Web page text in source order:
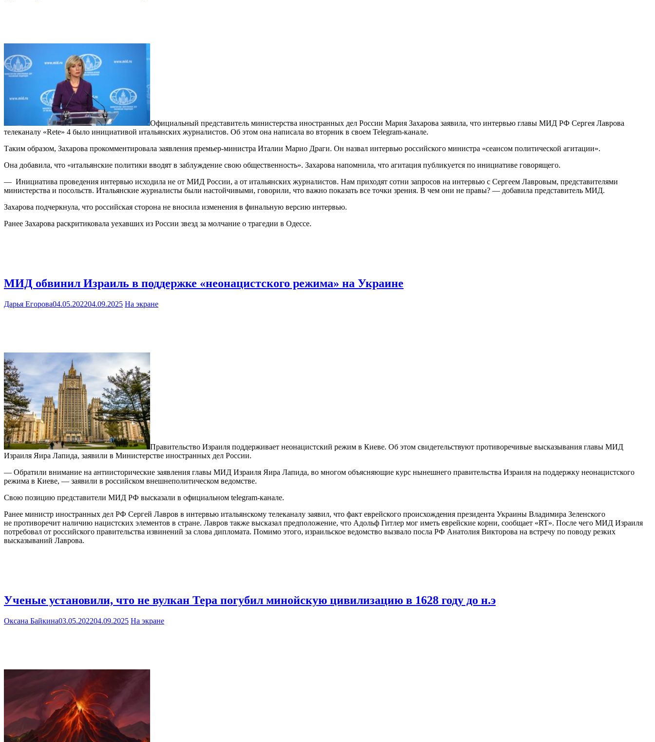
Официальный представитель министерства иностранных дел России Мария Захарова заявила, что интервью главы МИД РФ Сергея Лаврова
телеканалу «Rete» 4 было инициативой итальянских журналистов. Об этом она написала во вторник в своем Telegram-канале.
Таким образом, Захарова прокомментировала заявления премьер-министра Италии Марио Драги. Он назвал интервью российского министра «сеансом политической агитации».
Она добавила, что «итальянские политики вводят в заблуждение свою общественность». Захарова напомнила, что агитация публикуется по инициативе говорящего.
— Инициатива проведения интервью исходила не от МИД России, а от итальянских журналистов. Нам приходят сотни запросов на интервью с Сергеем Лавровым, представителями
министерства и посольств. Итальянские журналисты были настойчивыми, говорили, что важно показать все точки зрения. В чем они не правы? — добавила представитель МИД.
Захарова подчеркнула, что российская сторона не вносила изменения в финальную версию интервью.
Ранее Захарова раскритиковала уехавших из России звезд за молчание о трагедии в Одессе.
МИД обвинил Израиль в поддержке «неонацистского режима» на Украине
Дарья Егорова04.05.202204.09.2025 На экране
Правительство Израиля поддерживает неонацистский режим в Киеве. Об этом свидетельствуют противоречивые высказывания главы МИД
Израиля Яира Лапида, заявили в Министерстве иностранных дел России.
— Обратили внимание на антиисторические заявления главы МИД Израиля Яира Лапида, во многом объясняющие курс нынешнего правительства Израиля на поддержку неонацистского
режима в Киеве, — заявили в российском внешнеполитическом ведомстве.
Свою позицию представители МИД РФ высказали в официальном telegram-канале.
Ранее министр иностранных дел РФ Сергей Лавров в интервью итальянскому телеканалу заявил, что факт еврейского происхождения президента Украины Владимира Зеленского
не противоречит наличию нацистских элементов в стране. Лавров также высказал предположение, что Адольф Гитлер мог иметь еврейские корни, сообщает «RT». После чего МИД Израиля
потребовал от российского правительства извинений за слова дипломата. Помимо этого, израильское ведомство вызвало посла РФ Анатолия Викторова на встречу по поводу резких
высказываний Лаврова.
Ученые установили, что не вулкан Тера погубил минойскую цивилизацию в 1628 году до н.э
Оксана Байкина03.05.202204.09.2025 На экране